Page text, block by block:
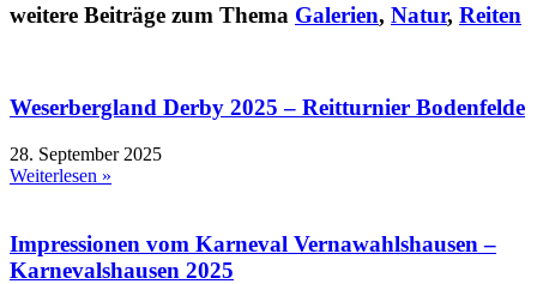
weitere Beiträge zum Thema Galerien, Natur, Reiten
Weserbergland Derby 2025 – Reitturnier Bodenfelde
28. September 2025
Weiterlesen »
Impressionen vom Karneval Vernawahlshausen –
Karnevalshausen 2025